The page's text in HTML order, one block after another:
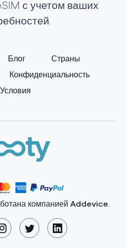
с учетом ваших
Блог
Страны
Конфиденциальность
Условия
компанией Addevice.